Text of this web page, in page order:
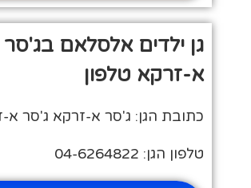
גן ילדים אלסלאם בג'סר
א-זרקא טלפון
כתובת הגן: ג'סר א-זרקא ג'סר א-
טלפון הגן: 04-6264822